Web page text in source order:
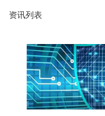
资讯列表